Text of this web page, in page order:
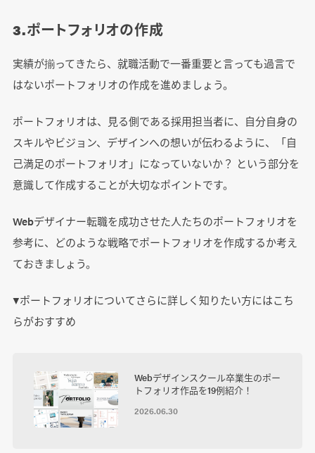
3.ポートフォリオの作成
実績が揃ってきたら、就職活動で一番重要と言っても過言で
はないポートフォリオの作成を進めましょう。
ポートフォリオは、見る側である採用担当者に、自分自身の
スキルやビジョン、デザインへの想いが伝わるように、「自
己満足のポートフォリオ」になっていないか？ という部分を
意識して作成することが大切なポイントです。
Webデザイナー転職を成功させた人たちのポートフォリオを
参考に、どのような戦略でポートフォリオを作成するか考え
ておきましょう。
▼ポートフォリオについてさらに詳しく知りたい方にはこち
らがおすすめ
Webデザインスクール卒業生のポー
トフォリオ作品を19例紹介！
2026.06.30